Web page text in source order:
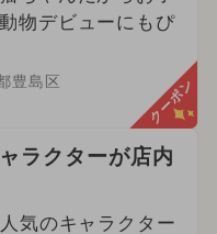
物デビューにもぴ
豊島区 クーポン
ラクターが店内
気のキャラクター